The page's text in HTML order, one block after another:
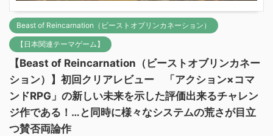
Beast of Reincarnation（ビーストオブリンカネーション）
【日本関連テーマゲーム】
【Beast of Reincarnation（ビーストオブリンカネー
ション）】初回クリアレビュー 「アクション×コマ
ンドRPG」の新しい未来を示した評価出来るチャレン
ジ作である！…と同時に様々なシステムの荒さが目立
つ賛否両論作